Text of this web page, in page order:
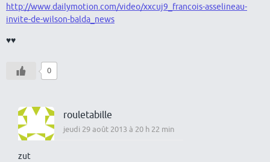
http://www.dailymotion.com/video/xxcuj9_francois-asselineau-
invite-de-wilson-balda_news
♥♥
0
rouletabille
jeudi 29 août 2013 à 20 h 22 min
zut